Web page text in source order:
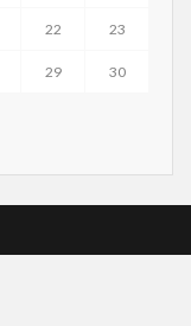
22 23
29 30